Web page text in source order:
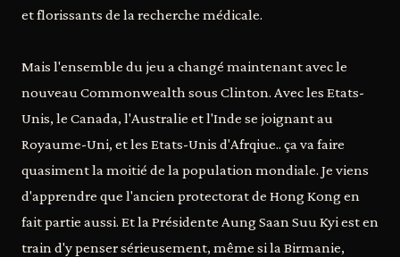
et florissants de la recherche médicale.
Mais l'ensemble du jeu a changé maintenant avec le
nouveau Commonwealth sous Clinton. Avec les Etats-
Unis, le Canada, l'Australie et l'Inde se joignant au
Royaume-Uni, et les Etats-Unis d'Afrqiue.. ça va faire
quasiment la moitié de la population mondiale. Je viens
d'apprendre que l'ancien protectorat de Hong Kong en
fait partie aussi. Et la Présidente Aung Saan Suu Kyi est en
train d'y penser sérieusement, même si la Birmanie,